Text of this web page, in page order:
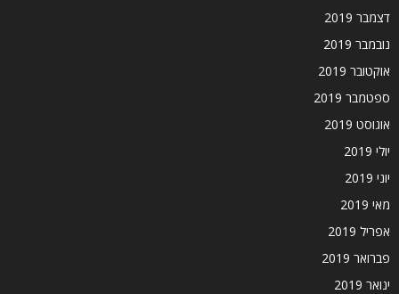
דצמבר 2019
נובמבר 2019
אוקטובר 2019
ספטמבר 2019
אוגוסט 2019
יולי 2019
יוני 2019
מאי 2019
אפריל 2019
פברואר 2019
ינואר 2019